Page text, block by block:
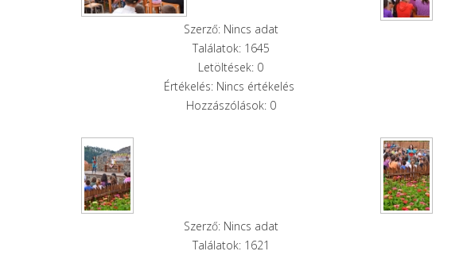
Szerző: Nincs adat
Találatok: 1645
Letöltések: 0
Értékelés: Nincs értékelés
Hozzászólások: 0
Szerző: Nincs adat
Találatok: 1621